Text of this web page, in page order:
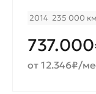
2014 235 000 км
от 12.346₽/